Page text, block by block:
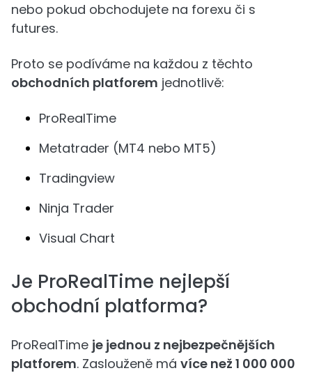
nebo pokud obchodujete na forexu či s
futures.
Proto se podíváme na každou z těchto
obchodních platforem jednotlivě:
ProRealTime
Metatrader (MT4 nebo MT5)
Tradingview
Ninja Trader
Visual Chart
Je ProRealTime nejlepší
obchodní platforma?
ProRealTime je jednou z nejbezpečnějších
platforem. Zaslouženě má více než 1 000 000